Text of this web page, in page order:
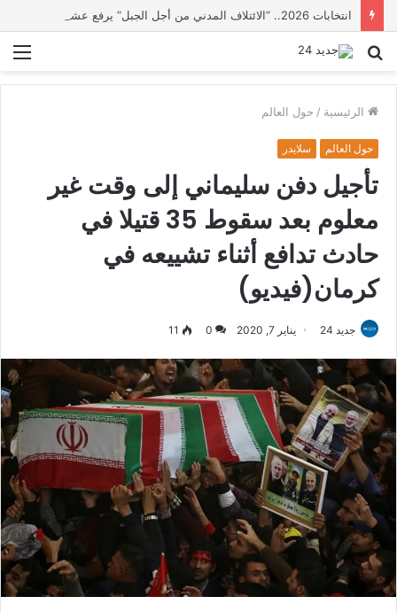
بحث
الرئيسية / حول العالم
حول العالم سلايدر
تأجيل دفن سليماني إلى وقت غير
معلوم بعد سقوط 35 قتيلا في
حادث تدافع أثناء تشييعه في
كرمان(فيديو)
جديد 24 يناير 7, 2020 0
11